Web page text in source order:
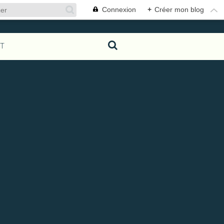
Connexion + Créer mon blog